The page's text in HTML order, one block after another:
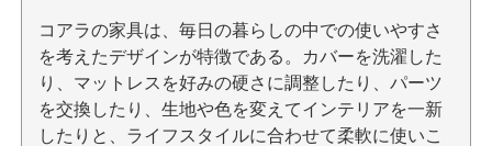
コアラの家具は、毎日の暮らしの中での使いやすさ
を考えたデザインが特徴である。カバーを洗濯した
り、マットレスを好みの硬さに調整したり、パーツ
を交換したり、生地や色を変えてインテリアを一新
したりと、ライフスタイルに合わせて柔軟に使いこ